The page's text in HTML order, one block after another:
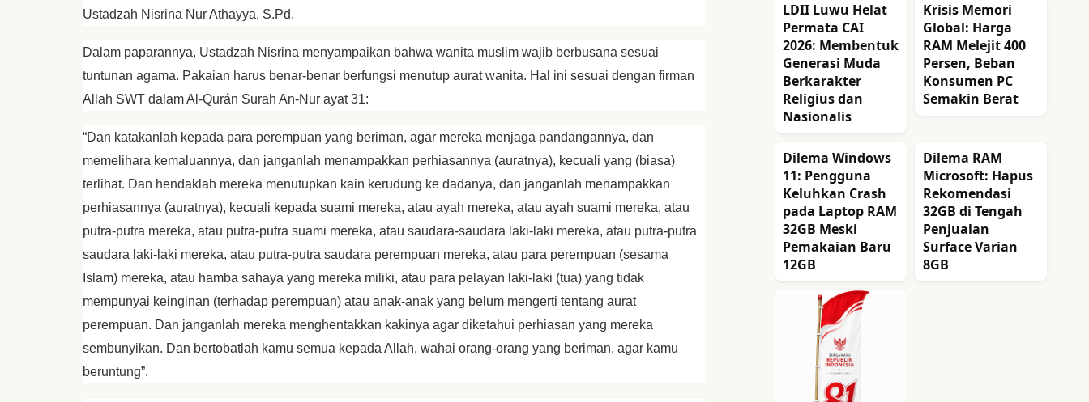
Ustadzah Nisrina Nur Athayya, S.Pd.
Dalam paparannya, Ustadzah Nisrina menyampaikan bahwa wanita muslim wajib berbusana sesuai
tuntunan agama. Pakaian harus benar-benar berfungsi menutup aurat wanita. Hal ini sesuai dengan firman
Allah SWT dalam Al-Qurán Surah An-Nur ayat 31:
“Dan katakanlah kepada para perempuan yang beriman, agar mereka menjaga pandangannya, dan
memelihara kemaluannya, dan janganlah menampakkan perhiasannya (auratnya), kecuali yang (biasa)
terlihat. Dan hendaklah mereka menutupkan kain kerudung ke dadanya, dan janganlah menampakkan
perhiasannya (auratnya), kecuali kepada suami mereka, atau ayah mereka, atau ayah suami mereka, atau
putra-putra mereka, atau putra-putra suami mereka, atau saudara-saudara laki-laki mereka, atau putra-putra
saudara laki-laki mereka, atau putra-putra saudara perempuan mereka, atau para perempuan (sesama
Islam) mereka, atau hamba sahaya yang mereka miliki, atau para pelayan laki-laki (tua) yang tidak
mempunyai keinginan (terhadap perempuan) atau anak-anak yang belum mengerti tentang aurat
perempuan. Dan janganlah mereka menghentakkan kakinya agar diketahui perhiasan yang mereka
sembunyikan. Dan bertobatlah kamu semua kepada Allah, wahai orang-orang yang beriman, agar kamu
beruntung”.
LDII Luwu Helat
Permata CAI
2026: Membentuk
Generasi Muda
Berkarakter
Religius dan
Nasionalis
Krisis Memori
Global: Harga
RAM Melejit 400
Persen, Beban
Konsumen PC
Semakin Berat
Dilema Windows
11: Pengguna
Keluhkan Crash
pada Laptop RAM
32GB Meski
Pemakaian Baru
12GB
Dilema RAM
Microsoft: Hapus
Rekomendasi
32GB di Tengah
Penjualan
Surface Varian
8GB